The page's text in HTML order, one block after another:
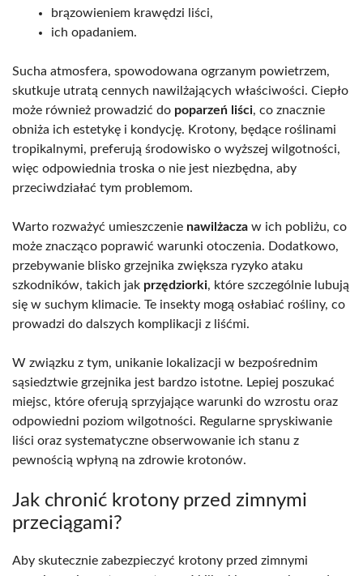
brązowieniem krawędzi liści,
ich opadaniem.
Sucha atmosfera, spowodowana ogrzanym powietrzem,
skutkuje utratą cennych nawilżających właściwości. Ciepło
może również prowadzić do poparzeń liści, co znacznie
obniża ich estetykę i kondycję. Krotony, będące roślinami
tropikalnymi, preferują środowisko o wyższej wilgotności,
więc odpowiednia troska o nie jest niezbędna, aby
przeciwdziałać tym problemom.
Warto rozważyć umieszczenie nawilżacza w ich pobliżu, co
może znacząco poprawić warunki otoczenia. Dodatkowo,
przebywanie blisko grzejnika zwiększa ryzyko ataku
szkodników, takich jak przędziorki, które szczególnie lubują
się w suchym klimacie. Te insekty mogą osłabiać rośliny, co
prowadzi do dalszych komplikacji z liśćmi.
W związku z tym, unikanie lokalizacji w bezpośrednim
sąsiedztwie grzejnika jest bardzo istotne. Lepiej poszukać
miejsc, które oferują sprzyjające warunki do wzrostu oraz
odpowiedni poziom wilgotności. Regularne spryskiwanie
liści oraz systematyczne obserwowanie ich stanu z
pewnością wpłyną na zdrowie krotonów.
Jak chronić krotony przed zimnymi
przeciągami?
Aby skutecznie zabezpieczyć krotony przed zimnymi